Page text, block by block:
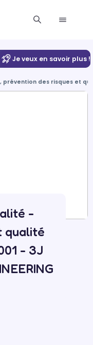
Je veux en savoir plus !
prévention des risques et
-
qualité
- 3J